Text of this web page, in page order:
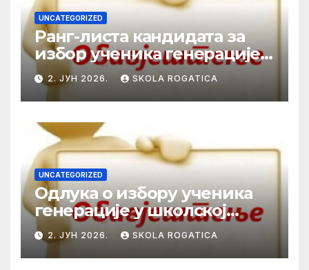
UNCATEGORIZED
Ранг-листа кандидата за
избор ученика генерације у
школској 2025/2026. години
2. ЈУН 2026. SKOLA ROGATICA
UNCATEGORIZED
Одлука о избору ученика
генерације у школској
2025/2026. години
2. ЈУН 2026. SKOLA ROGATICA